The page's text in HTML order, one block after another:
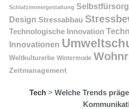
Schlafzimmergestaltung
Design Stressabbau
Technologische Innovation
Innovationen
Weltkulturerbe Wintermode
Zeitmanagement
Tech> Welche Trends